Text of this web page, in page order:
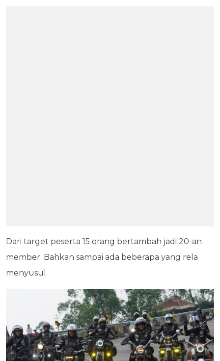
Dari target peserta 15 orang bertambah jadi 20-an
member. Bahkan sampai ada beberapa yang rela
menyusul.